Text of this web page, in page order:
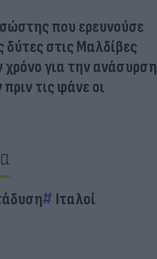
που ερευνούσε
δύτες στις Μαλδίβες
για την ανάσυρση
τις φάνε οι
Ιταλοί